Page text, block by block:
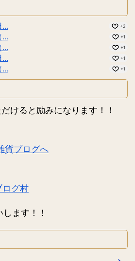
+2
+1
+1
+1
+1
けると励みになります！！
ログ村
ます！！